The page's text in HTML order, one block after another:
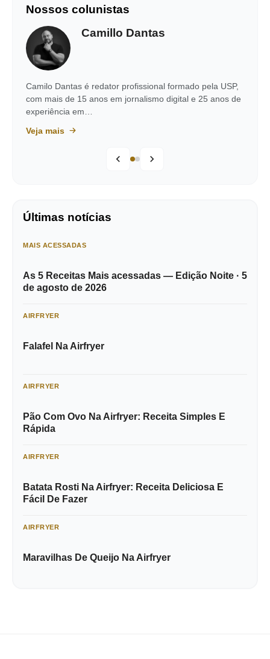
Nossos colunistas
Camillo Dantas
Camilo Dantas é redator profissional formado pela USP,
com mais de 15 anos em jornalismo digital e 25 anos de
experiência em…
Veja mais
Últimas notícias
MAIS ACESSADAS
As 5 Receitas Mais acessadas — Edição Noite · 5
de agosto de 2026
AIRFRYER
Falafel Na Airfryer
AIRFRYER
Pão Com Ovo Na Airfryer: Receita Simples E
Rápida
AIRFRYER
Batata Rosti Na Airfryer: Receita Deliciosa E
Fácil De Fazer
AIRFRYER
Maravilhas De Queijo Na Airfryer